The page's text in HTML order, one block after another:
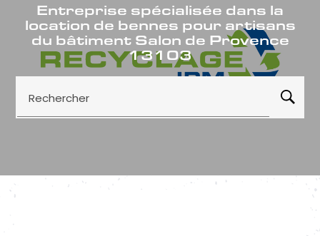
Entreprise spécialisée dans la
location de bennes pour artisans
du bâtiment Salon de Provence
13103
Rechercher